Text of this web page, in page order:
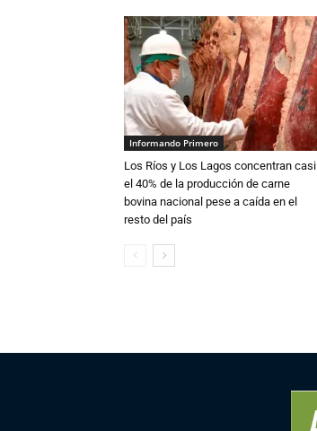
Informando Primero
Los Ríos y Los Lagos concentran casi
el 40% de la producción de carne
bovina nacional pese a caída en el
resto del país